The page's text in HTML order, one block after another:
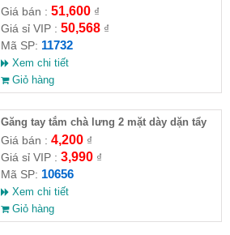
Giá bán : 51,600₫
Giá sỉ VIP : 50,568₫
Mã SP: 11732
Xem chi tiết
Giỏ hàng
Găng tay tắm chà lưng 2 mặt dày dặn tẩy
tế bào chết
Giá bán : 4,200₫
Giá sỉ VIP : 3,990₫
Mã SP: 10656
Xem chi tiết
Giỏ hàng